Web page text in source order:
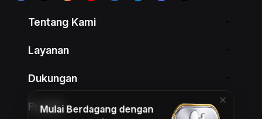
Tentang Kami
Layanan
Dukungan
Produk
Mulai Berdagang dengan